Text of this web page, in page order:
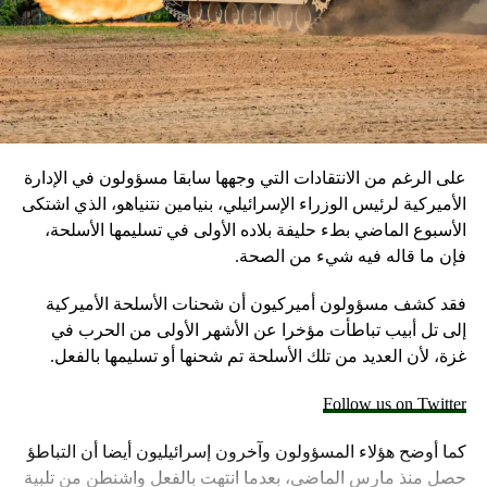
على الرغم من الانتقادات التي وجهها سابقا مسؤولون في الإدارة
الأميركية لرئيس الوزراء الإسرائيلي، بنيامين نتنياهو، الذي اشتكى
الأسبوع الماضي بطء حليفة بلاده الأولى في تسليمها الأسلحة،
فإن ما قاله فيه شيء من الصحة.
فقد كشف مسؤولون أميركيون أن شحنات الأسلحة الأميركية
إلى تل أبيب تباطأت مؤخرا عن الأشهر الأولى من الحرب في
غزة، لأن العديد من تلك الأسلحة تم شحنها أو تسليمها بالفعل.
Follow us on Twitter
كما أوضح هؤلاء المسؤولون وآخرون إسرائيليون أيضا أن التباطؤ
حصل منذ مارس الماضي، بعدما انتهت بالفعل واشنطن من تلبية